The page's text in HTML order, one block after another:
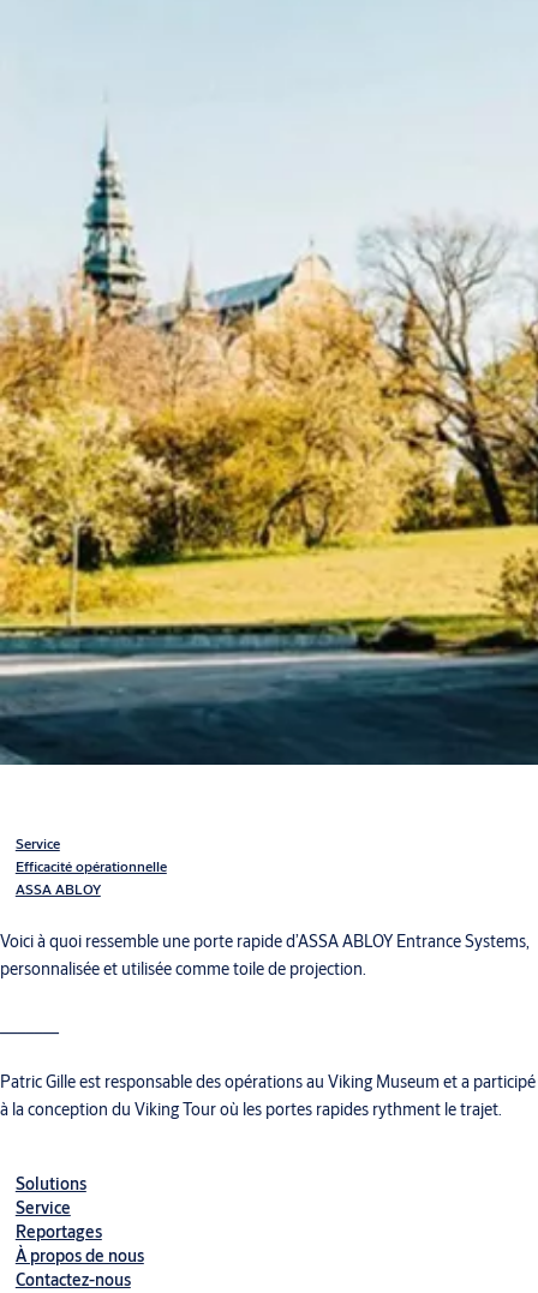
Service
Efficacité opérationnelle
ASSA ABLOY
Voici à quoi ressemble une porte rapide d’ASSA ABLOY Entrance Systems,
personnalisée et utilisée comme toile de projection.
Patric Gille est responsable des opérations au Viking Museum et a participé
à la conception du Viking Tour où les portes rapides rythment le trajet.
Solutions
Service
Reportages
À propos de nous
Contactez-nous